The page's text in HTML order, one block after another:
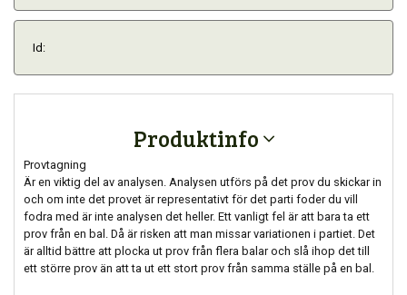
Id:
Produktinfo
Provtagning
Är en viktig del av analysen. Analysen utförs på det prov du skickar in
och om inte det provet är representativt för det parti foder du vill
fodra med är inte analysen det heller. Ett vanligt fel är att bara ta ett
prov från en bal. Då är risken att man missar variationen i partiet. Det
är alltid bättre att plocka ut prov från flera balar och slå ihop det till
ett större prov än att ta ut ett stort prov från samma ställe på en bal.